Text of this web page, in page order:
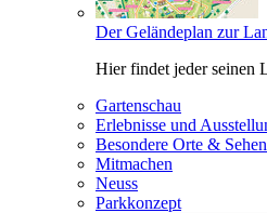
Der Geländeplan zur
Hier findet jeder seinen
Gartenschau
Erlebnisse und
Besondere Orte &
Mitmachen
Neuss
Parkkonzept